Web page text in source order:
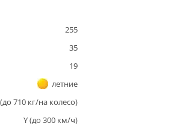
255
35
19
летние
(до 710 кг/на колесо)
Y(до 300 км/ч)